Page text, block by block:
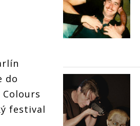
do
festival